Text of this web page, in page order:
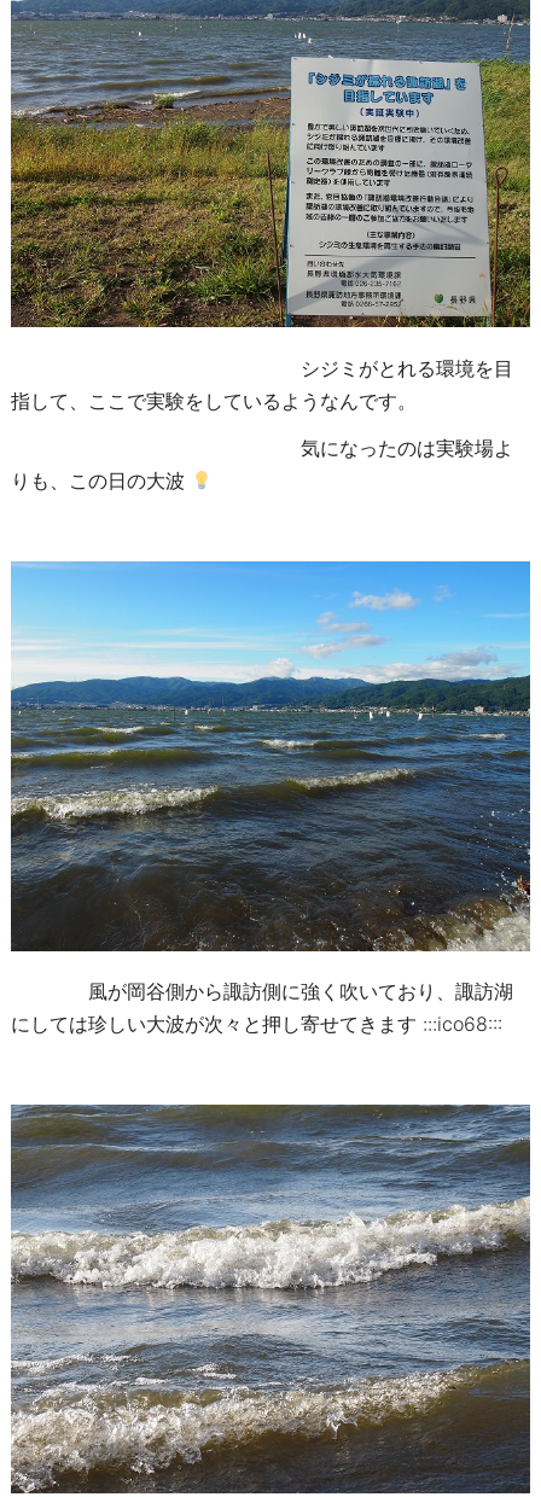
シジミがとれる環境を目
指して、ここで実験をしているようなんです。
気になったのは実験場よ
りも、この日の大波
風が岡谷側から諏訪側に強く吹いており、諏訪湖
にしては珍しい大波が次々と押し寄せてきます :::ico68:::